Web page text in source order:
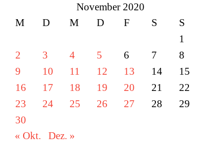
November 2020
M
D M D F S
S
1
2
3 4 5 6 7
8
9
10 11 12 13 14
15
16
17 18 19 20 21
22
23
24 25 26 27 28
29
30
« Okt.
Dez. »